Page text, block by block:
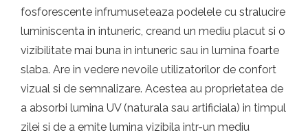
fosforescente infrumuseteaza podelele cu stralucire
luminiscenta in intuneric, creand un mediu placut si o
vizibilitate mai buna in intuneric sau in lumina foarte
slaba. Are in vedere nevoile utilizatorilor de confort
vizual si de semnalizare. Acestea au proprietatea de
a absorbi lumina UV (naturala sau artificiala) in timpul
zilei si de a emite lumina vizibila intr-un mediu